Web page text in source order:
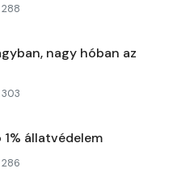
288
nagy hóban az
303
állatvédelem
286